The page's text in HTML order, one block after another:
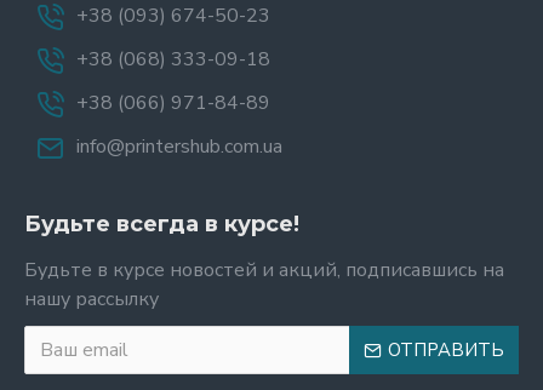
+38 (093) 674-50-23
+38 (068) 333-09-18
+38 (066) 971-84-89
info@printershub.com.ua
Будьте всегда в курсе!
Будьте в курсе новостей и акций, подписавшись на
нашу рассылку
ОТПРАВИТЬ